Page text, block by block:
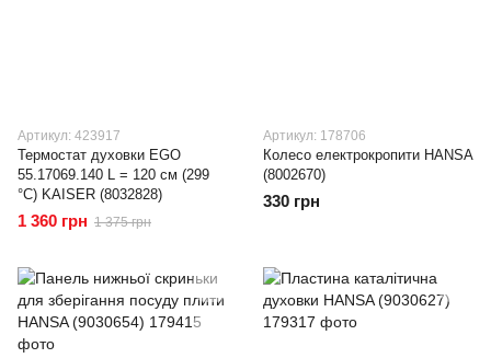
Артикул: 423917
Термостат духовки EGO
55.17069.140 L = 120 см (299
°C) KAISER (8032828)
1 360 грн 1 375 грн
Артикул: 178706
Колесо електрокропити HANSA
(8002670)
330 грн